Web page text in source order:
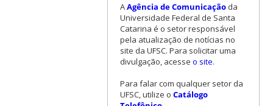
AAgência de Comunicaçãoda
Universidade Federal de Santa
Catarina é o setor responsável
pela atualização de notícias no
site da UFSC. Para solicitar uma
divulgação, acesse o site.
Para falar com qualquer setor da
UFSC, utilize o Catálogo